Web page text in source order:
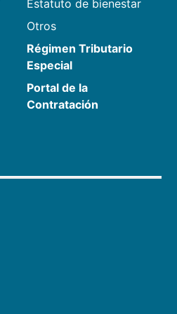
Estatuto de bienestar
Otros
Régimen Tributario
Especial
Portal de la
Contratación